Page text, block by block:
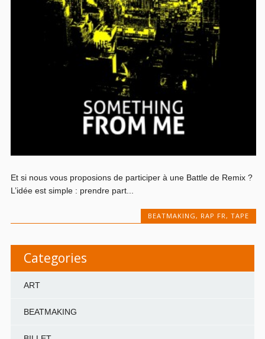
Et si nous vous proposions de participer à une Battle de Remix ?
L’idée est simple : prendre part...
BEATMAKING, RAP FR, TAPE
Categories
ART
BEATMAKING